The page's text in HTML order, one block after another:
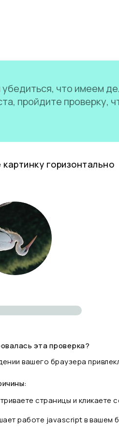
что имеем
пройдите проверку,
картинку горизонтально
эта проверка?
вашего браузера
страницы и
работе javascript в вашем